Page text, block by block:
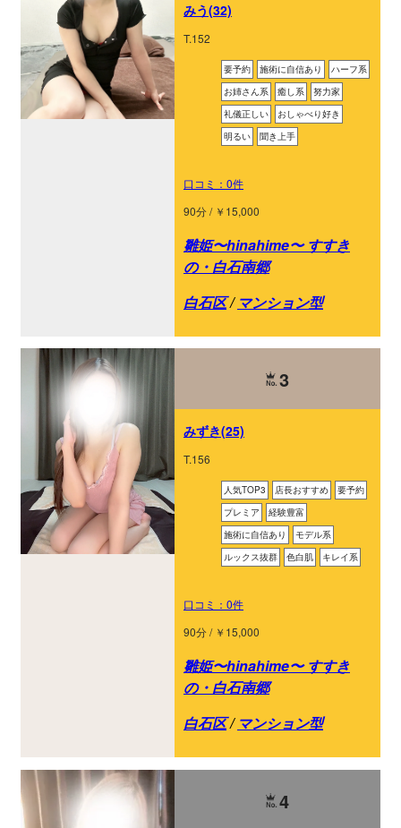
みう(32)
T.152
要予約 施術に自信あり
ハーフ系
お姉さん系
癒し系
努力家
礼儀正しい
おしゃべり好き
明るい
聞き上手
口コミ：0件
90分 / ￥15,000
雛姫〜hinahime〜 すすき
の・白石南郷
白石区/ マンション型
3
みずき(25)
T.156
人気TOP3 店長おすすめ
要予約
プレミア
経験豊富
施術に自信あり
モデル系
ルックス抜群
色白肌 キレイ系
口コミ：0件
90分 / ￥15,000
雛姫〜hinahime〜 すすき
の・白石南郷
白石区/ マンション型
4